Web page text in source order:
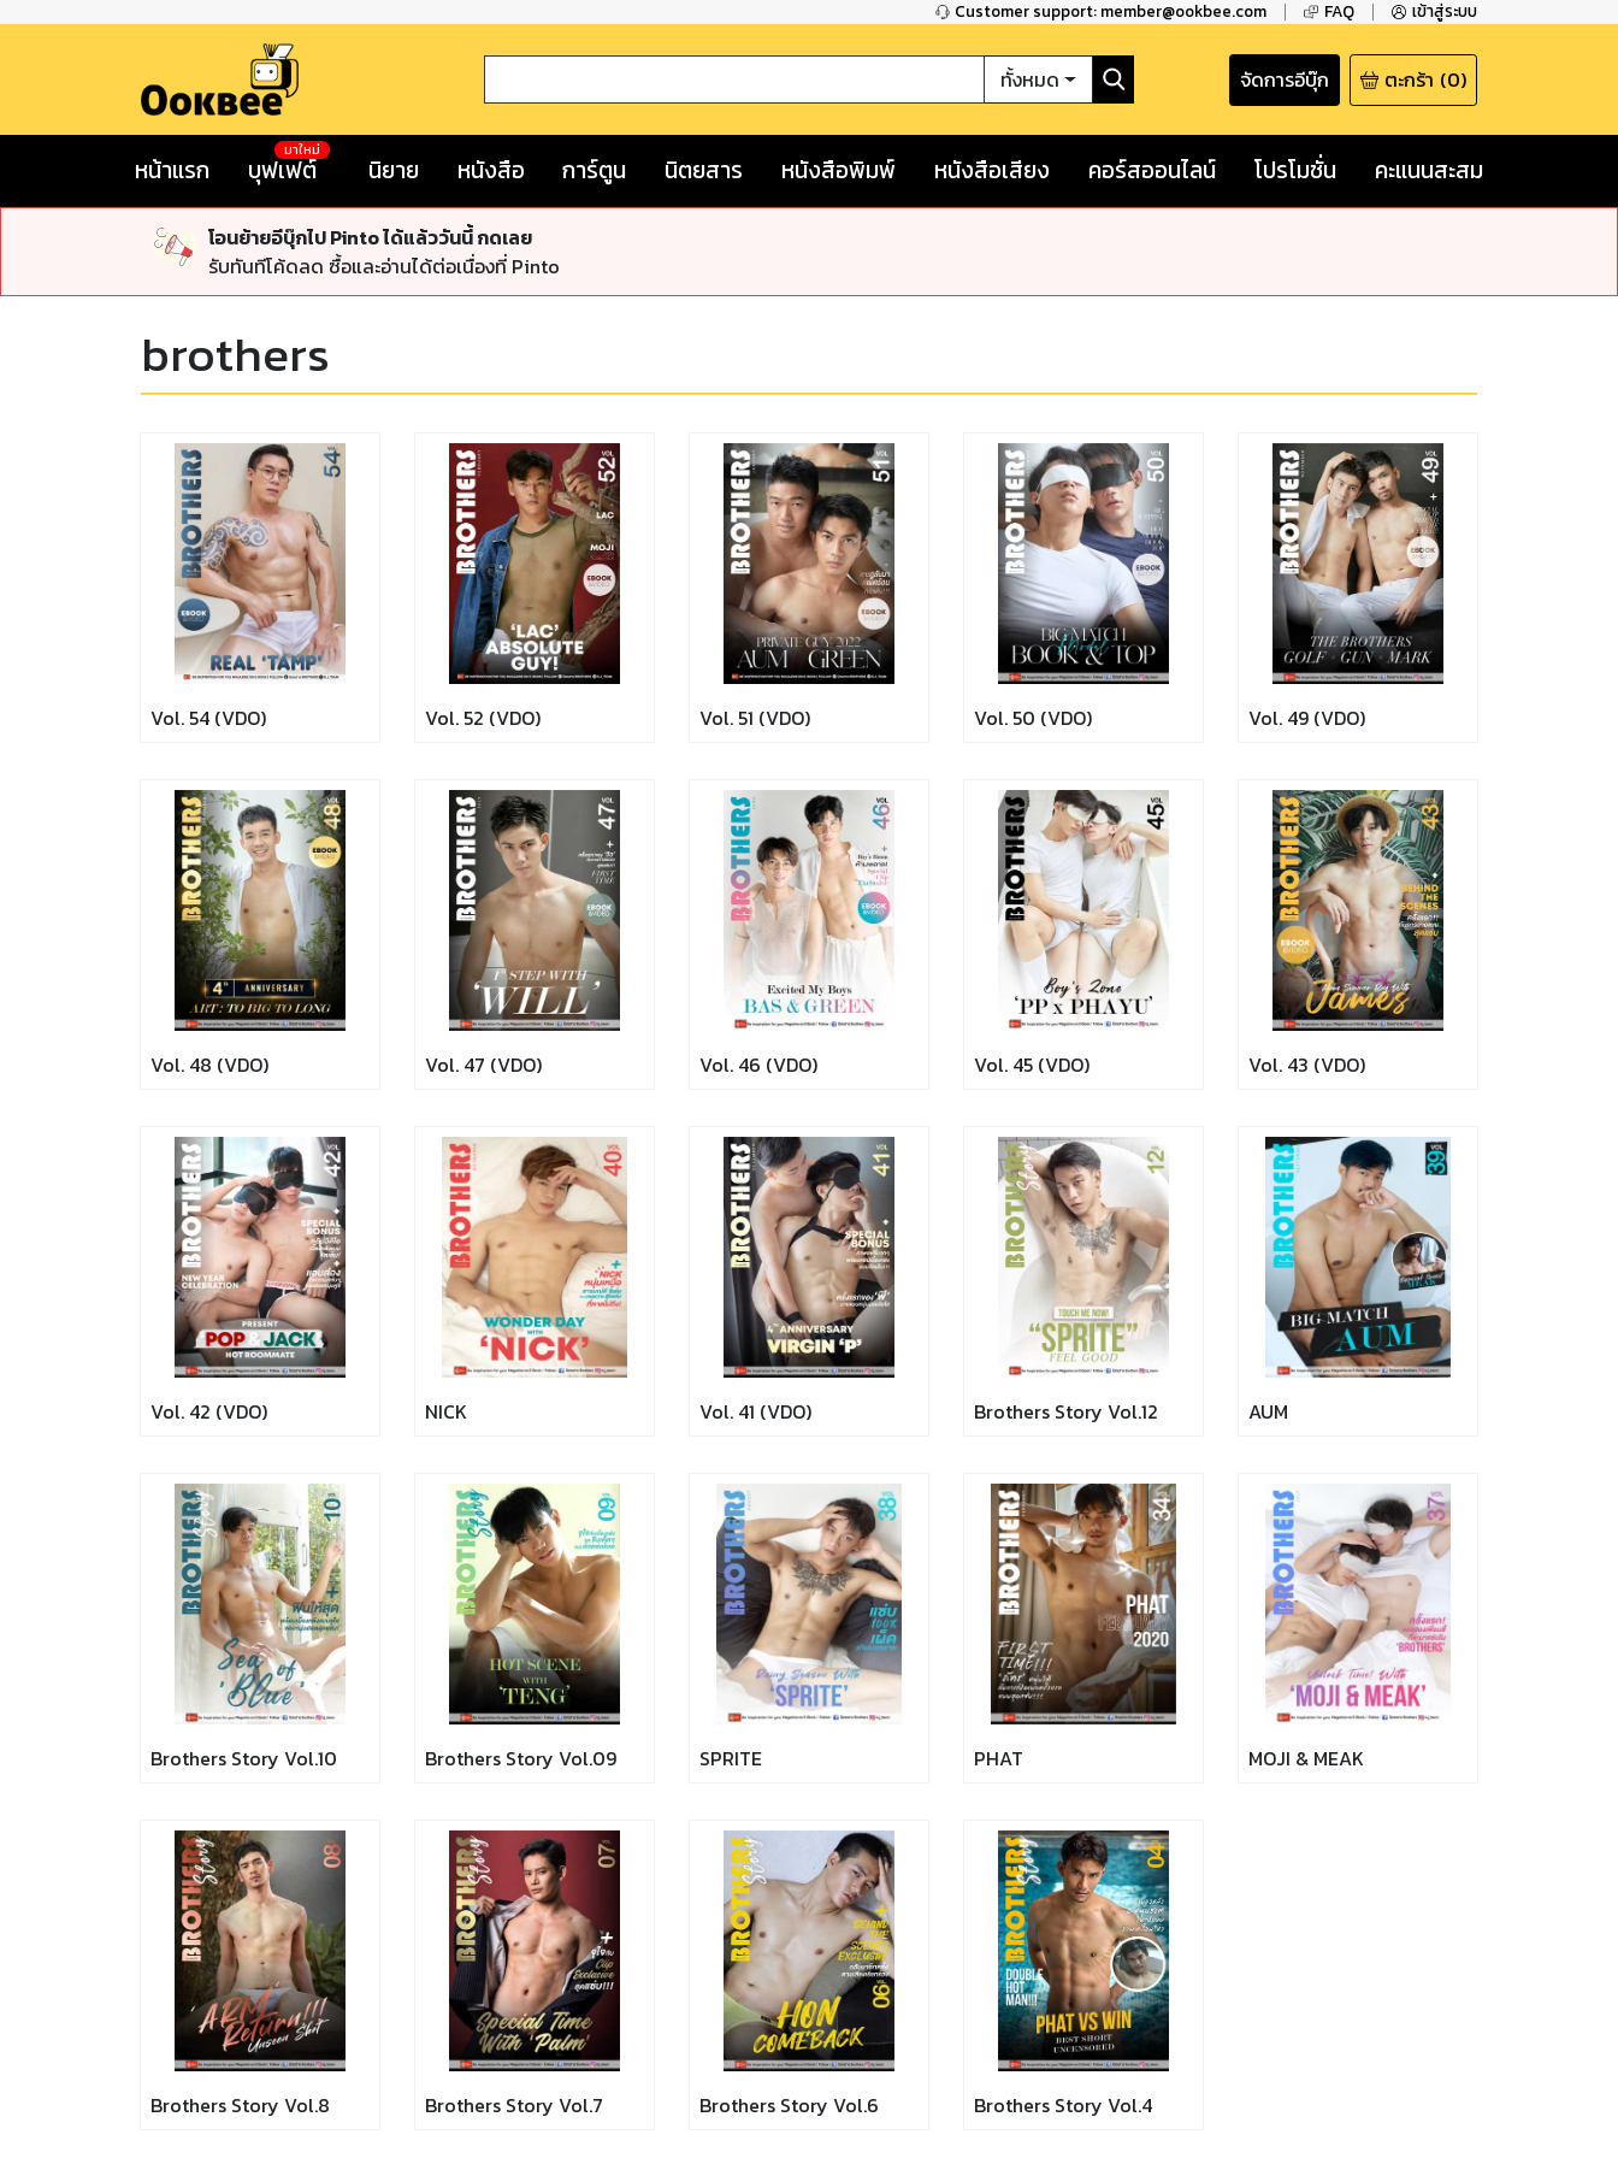
Customer support: member@ookbee.com FAQ เข้าสู่ระบบ
ทั้งหมด จัดการอีบุ๊ก ตะกร้า (0)
หน้าแรก บุฟเฟต์
มาใหม่
นิยาย หนังสือ การ์ตูน นิตยสาร หนังสือพิมพ์ หนังสือเสียง คอร์สออนไลน์ โปรโมชั่น คะแนนสะสม
โอนย้ายอีบุ๊กไป Pinto ได้แล้ววันนี้ กดเลย
รับทันทีโค้ดลด ซื้อและอ่านได้ต่อเนื่องที่ Pinto
brothers
Vol. 54 (VDO) Vol. 52 (VDO) Vol. 51 (VDO) Vol. 50 (VDO) Vol. 49 (VDO)
Vol. 48 (VDO) Vol. 47 (VDO) Vol. 46 (VDO) Vol. 45 (VDO) Vol. 43 (VDO)
Vol. 42 (VDO) NICK Vol. 41 (VDO) Brothers Story Vol.12 AUM
Brothers Story Vol.10 Brothers Story Vol.09 SPRITE PHAT MOJI & MEAK
Brothers Story Vol.8 Brothers Story Vol.7 Brothers Story Vol.6 Brothers Story Vol.4